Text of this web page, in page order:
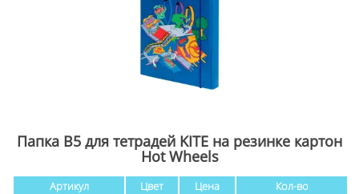
Папка В5 для тетрадей KITE на резинке картон
Hot Wheels
Артикул Цвет Цена
Кол-во